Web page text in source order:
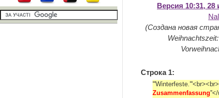
Версия 10:31, 28
(Создана новая
Строка 1:
Zusammenfassung''</